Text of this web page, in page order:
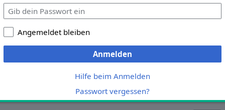
Angemeldet bleiben
Anmelden
Hilfe beim Anmelden
Passwort vergessen?